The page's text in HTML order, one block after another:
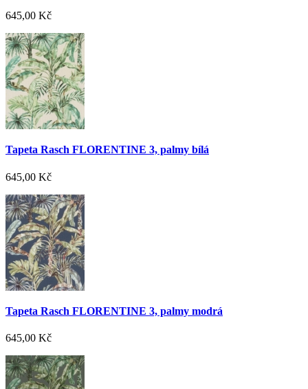
645,00 Kč
Tapeta Rasch FLORENTINE 3, palmy bílá
645,00 Kč
Tapeta Rasch FLORENTINE 3, palmy modrá
645,00 Kč